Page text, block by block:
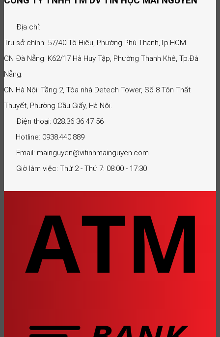
Địa chỉ:
Trụ sở chính: 57/40 Tô Hiệu, Phường Phú Thạnh,Tp.HCM.
CN Đà Nẵng: K62/17 Hà Huy Tập, Phường Thanh Khê, Tp.Đà
Nẵng.
CN Hà Nội: Tầng 2, Tòa nhà Detech Tower, Số 8 Tôn Thất
Thuyết, Phường Cầu Giấy, Hà Nội.
Điện thoại: 028.36 36 47 56
Hotline: 0938.440.889
Email: mainguyen@vitinhmainguyen.com
Giờ làm việc: Thứ 2 - Thứ 7: 08:00 - 17:30